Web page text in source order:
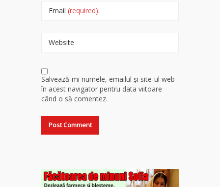
Email (required):
Website
Salvează-mi numele, emailul și site-ul web
în acest navigator pentru data viitoare
când o să comentez.